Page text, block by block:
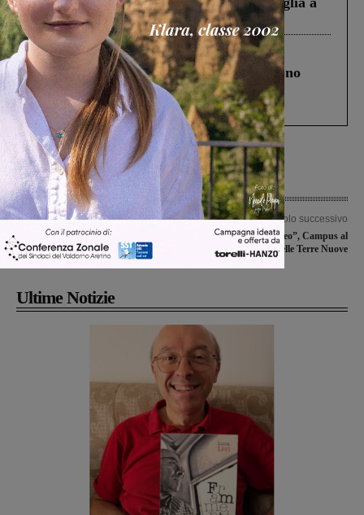
Levane nel 2020
Cronaca 4 Agosto 2026
Un anno fa la strage in A1 in cui morirono
Gianni, Giulia e Franco. Lo schianto, il
processo, lo stop ai sorpassi fra tir....
Articolo precedente
Altra amichevole per il Montevarchi,
l’avversario è il Gavorrano
Articolo successivo
“Vivere nel museo”, Campus al
Museo delle Terre Nuove
Ultime Notizie